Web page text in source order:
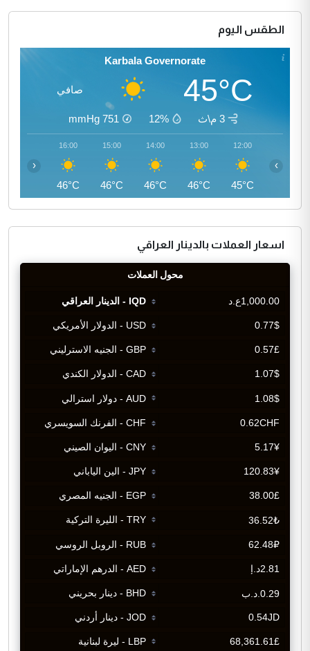
الطقس اليوم
Karbala Governorate
45°C صافي
3 م\ث 12%
751
mmHg
12:00
45°C
13:00
46°C
14:00
46°C
15:00
46°C
16:00
46°C
‹ ›
اسعار العملات بالدينار العراقي